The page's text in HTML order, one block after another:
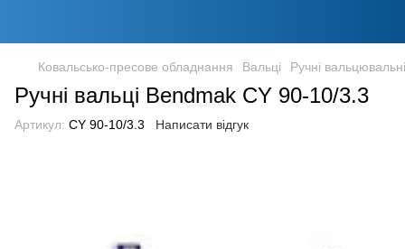
Ковальсько-пресове обладнання Вальці Ручні
Ручні вальці Bendmak CY 90-10/3.3
Артикул: CY 90-10/3.3 Написати відгук